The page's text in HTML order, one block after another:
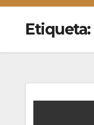
Etiqueta: